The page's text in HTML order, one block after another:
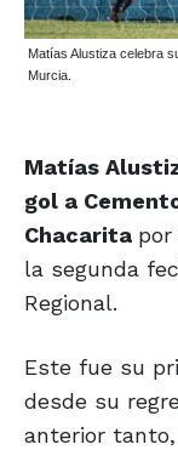
Matías Alustiza celebra
Murcia.
Matías
gol a
Chacarita
la segunda
Regional.
Este fue su
desde su
anterior